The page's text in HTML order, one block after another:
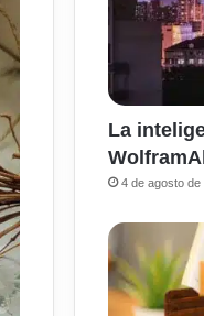
La
4 de agosto de